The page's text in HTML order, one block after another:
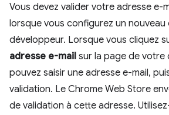
Vous devez valider votre adresse e-
lorsque vous configurez un
développeur. Lorsque vous cliquez
adresse e-mail sur la page de votre
pouvez saisir une adresse e-mail,
validation. Le Chrome Web Store
de validation à cette adresse.